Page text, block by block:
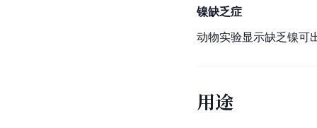
镍缺乏症
动物实验显示缺乏镍可
用途